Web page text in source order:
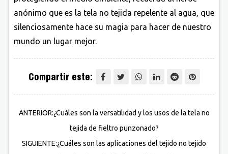
anónimo que es la tela no tejida repelente al agua, que
silenciosamente hace su magia para hacer de nuestro
mundo un lugar mejor.
Compartir este:
ANTERIOR:¿Cuáles son la versatilidad y los usos de la tela no
tejida de fieltro punzonado?
SIGUIENTE:¿Cuáles son las aplicaciones del tejido no tejido